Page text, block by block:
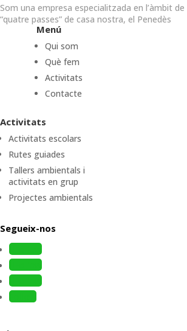
Som una empresa especialitzada en l’àmbit
“quatre passes” de casa nostra, el Penedès
Menú
Qui som
Què fem
Activitats
Contacte
Activitats
Activitats escolars
Rutes guiades
Tallers ambientals i
activitats en grup
Projectes ambientals
Segueix-nos
Follow
Follow
Follow
Follow